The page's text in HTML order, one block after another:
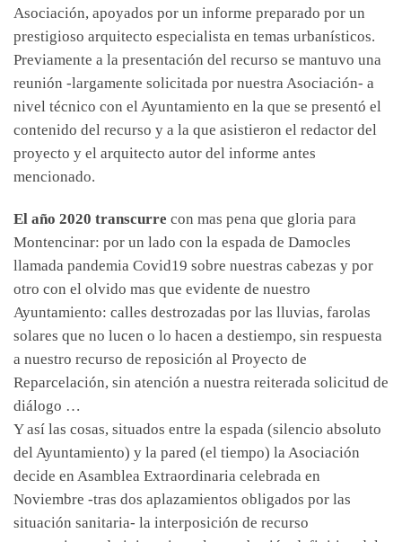
Asociación, apoyados por un informe preparado por un
prestigioso arquitecto especialista en temas urbanísticos.
Previamente a la presentación del recurso se mantuvo una
reunión -largamente solicitada por nuestra Asociación- a
nivel técnico con el Ayuntamiento en la que se presentó el
contenido del recurso y a la que asistieron el redactor del
proyecto y el arquitecto autor del informe antes
mencionado.
El año 2020 transcurre con mas pena que gloria para
Montencinar: por un lado con la espada de Damocles
llamada pandemia Covid19 sobre nuestras cabezas y por
otro con el olvido mas que evidente de nuestro
Ayuntamiento: calles destrozadas por las lluvias, farolas
solares que no lucen o lo hacen a destiempo, sin respuesta
a nuestro recurso de reposición al Proyecto de
Reparcelación, sin atención a nuestra reiterada solicitud de
diálogo …
Y así las cosas, situados entre la espada (silencio absoluto
del Ayuntamiento) y la pared (el tiempo) la Asociación
decide en Asamblea Extraordinaria celebrada en
Noviembre -tras dos aplazamientos obligados por las
situación sanitaria- la interposición de recurso